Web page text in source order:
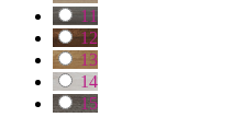
11
12
13
14
15